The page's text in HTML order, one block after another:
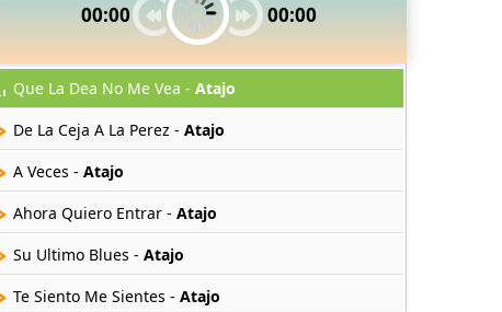
00:00 00:00
Que La Dea No Me Vea - Atajo
De La Ceja A La Perez - Atajo
A Veces - Atajo
Ahora Quiero Entrar - Atajo
Su Ultimo Blues - Atajo
Te Siento Me Sientes - Atajo